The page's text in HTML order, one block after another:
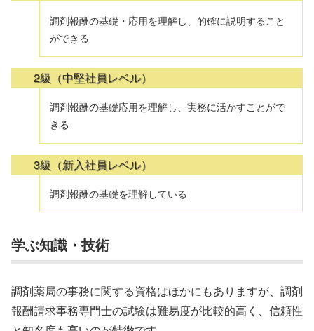
調剤報酬の基礎・応用を理解し、的確に説明すること
ができる
2級（中堅社員レベル）
調剤報酬の基礎応用を理解し、実務に活かすことがで
きる
3級（新入社員レベル）
調剤報酬の基礎を理解している
学ぶ知識・技術
調剤薬局の事務に関する資格はほかにもありますが、調剤
報酬請求事務専門士の試験は難易度が比較的高く、信頼性